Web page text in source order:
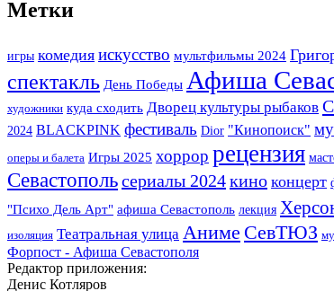
Метки
игры комедия искусство мультфильмы 2024
спектакль День Победы Афиша
художники куда сходить Дворец культуры рыбаков
2024 BLACKPINK фестиваль Dior "Кинопоиск"
оперы и балета Игры 2025 хоррор рецензия
Севастопольсериалы 2024кино концерт
"Психо Дель Арт" афиша Севастополь лекция
изоляция Театральная улица Аниме СевТЮЗ
Форпост - Афиша Севастополя
Редактор приложения:
Денис Котляров